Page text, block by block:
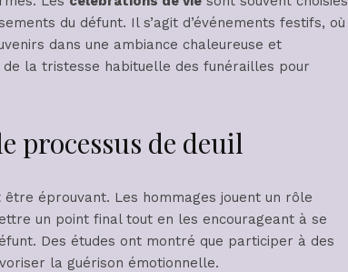
du défunt. Il s’agit d’événements festifs, où
dans une ambiance chaleureuse et
la tristesse habituelle des funérailles pour
processus de deuil
éprouvant. Les hommages jouent un rôle
un point final tout en les encourageant à se
Des études ont montré que participer à des
la guérison émotionnelle.